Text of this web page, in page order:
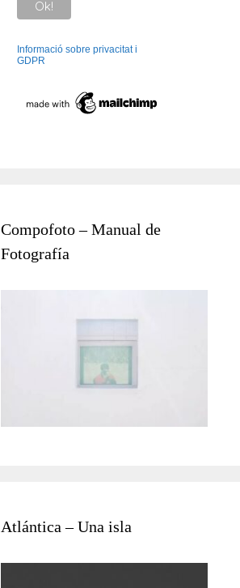
Informació sobre privacitat i
GDPR
Compofoto – Manual de
Fotografía
Atlántica – Una isla